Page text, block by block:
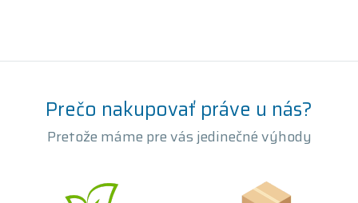
Prečo nakupovať práve u nás?
Pretože máme pre vás jedinečné výhody